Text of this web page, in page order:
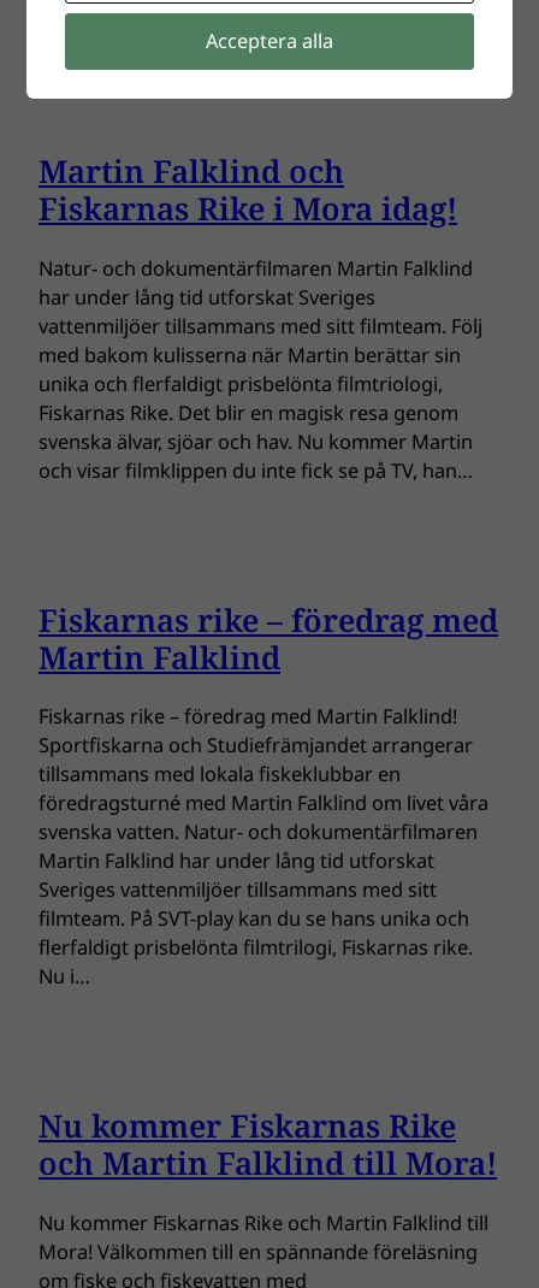
Ecofilm med en…
Martin Falklind och
Fiskarnas Rike i Mora idag!
Natur- och dokumentärfilmaren Martin Falklind
har under lång tid utforskat Sveriges
vattenmiljöer tillsammans med sitt filmteam. Följ
med bakom kulisserna när Martin berättar sin
unika och flerfaldigt prisbelönta filmtriologi,
Fiskarnas Rike. Det blir en magisk resa genom
svenska älvar, sjöar och hav. Nu kommer Martin
och visar filmklippen du inte fick se på TV, han…
Fiskarnas rike – föredrag med
Martin Falklind
Fiskarnas rike – föredrag med Martin Falklind!
Sportfiskarna och Studiefrämjandet arrangerar
tillsammans med lokala fiskeklubbar en
föredragsturné med Martin Falklind om livet våra
svenska vatten. Natur- och dokumentärfilmaren
Martin Falklind har under lång tid utforskat
Sveriges vattenmiljöer tillsammans med sitt
filmteam. På SVT-play kan du se hans unika och
flerfaldigt prisbelönta filmtrilogi, Fiskarnas rike.
Nu i…
Nu kommer Fiskarnas Rike
och Martin Falklind till Mora!
Nu kommer Fiskarnas Rike och Martin Falklind till
Mora! Välkommen till en spännande föreläsning
om fiske och fiskevatten med
Acceptera alla